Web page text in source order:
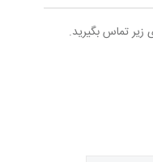
زیر تماس بگیرید.